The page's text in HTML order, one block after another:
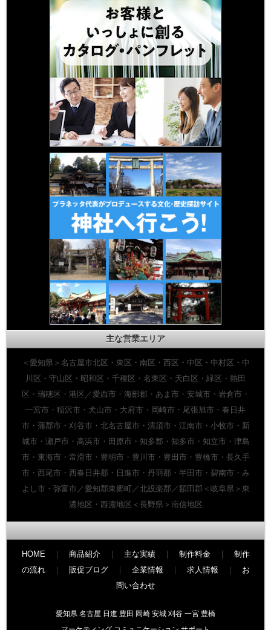
主な営業エリア
＜愛知県＞名古屋市北区・東区・南区・西区・中区・中村区・中
川区・守山区・昭和区・千種区・名東区・天白区・緑区・熱田
区・瑞穂区・港区／愛西市・海部郡・あま市・安城市・岩倉市・
一宮市・稲沢市・犬山市・大府市・岡崎市・尾張旭市・春日井
市・蒲郡市・刈谷市・北名古屋市・清須市・江南市・小牧市・新
城市・瀬戸市・高浜市・田原市・知多郡・知多市・知立市・津島
市・東海市・常滑市・豊明市・豊川市・豊田市・豊橋市・長久手
市・西尾市・西春日井郡・日進市・丹羽郡・半田市・碧南市・み
よし市・弥富市／愛知郡東郷町／北設楽郡／額田郡＜岐阜県＞東
濃地区・西濃地区＜長野県＞南信地区
HOME｜ 商品紹介｜ 主な実績｜ 制作料金｜ 制作
の流れ｜ 販促ブログ｜ 企業情報 求人情報
お
問い合わせ
愛知県 名古屋 日進 豊田 岡崎 安城 刈谷 一宮 豊橋